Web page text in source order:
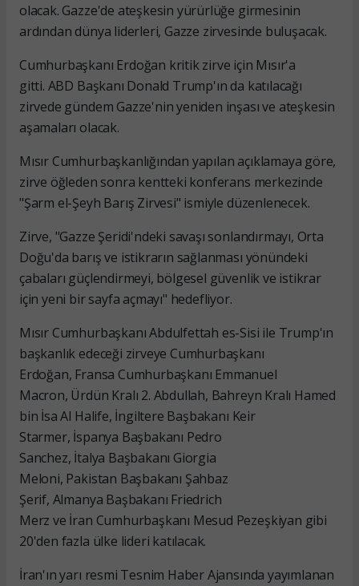
olacak. Gazze'de ateşkesin yürürlüğe girmesinin
ardından dünya liderleri, Gazze zirvesinde buluşacak.
Cumhurbaşkanı Erdoğan kritik zirve için Mısır'a
gitti. ABD Başkanı Donald Trump'ın da katılacağı
zirvede gündem Gazze'nin yeniden inşası ve ateşkesin
aşamaları olacak.
Mısır Cumhurbaşkanlığından yapılan açıklamaya göre,
zirve öğleden sonra kentteki konferans merkezinde
"Şarm el-Şeyh Barış Zirvesi" ismiyle düzenlenecek.
Zirve, "Gazze Şeridi'ndeki savaşı sonlandırmayı, Orta
Doğu'da barış ve istikrarın sağlanması yönündeki
çabaları güçlendirmeyi, bölgesel güvenlik ve istikrar
için yeni bir sayfa açmayı" hedefliyor.
Mısır Cumhurbaşkanı Abdulfettah es-Sisi ile Trump'ın
başkanlık edeceği zirveye Cumhurbaşkanı
Erdoğan, Fransa Cumhurbaşkanı Emmanuel
Macron, Ürdün Kralı 2. Abdullah, Bahreyn Kralı Hamed
bin İsa Al Halife, İngiltere Başbakanı Keir
Starmer, İspanya Başbakanı Pedro
Sanchez, İtalya Başbakanı Giorgia
Meloni, Pakistan Başbakanı Şahbaz
Şerif, Almanya Başbakanı Friedrich
Merz ve İran Cumhurbaşkanı Mesud Pezeşkiyan gibi
20'den fazla ülke lideri katılacak.
İran'ın yarı resmi Tesnim Haber Ajansında yayımlanan